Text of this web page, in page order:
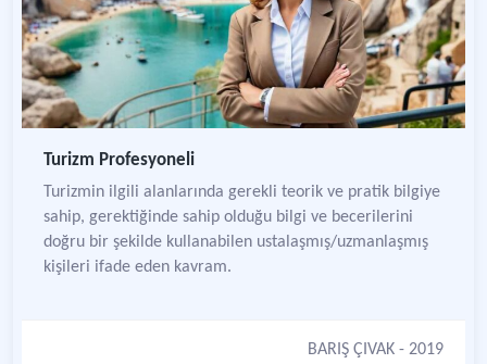
Turizm Profesyoneli
Turizmin ilgili alanlarında gerekli teorik ve pratik bilgiye
sahip, gerektiğinde sahip olduğu bilgi ve becerilerini
doğru bir şekilde kullanabilen ustalaşmış/uzmanlaşmış
kişileri ifade eden kavram.
BARIŞ ÇIVAK - 2019